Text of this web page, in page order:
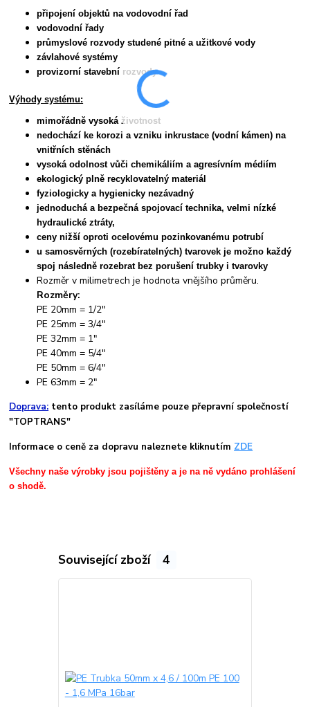
připojení objektů na vodovodní řad
vodovodní řady
průmyslové rozvody studené pitné a užitkové vody
závlahové systémy
provizorní stavební rozvody
Výhody systému:
mimořádně vysoká životnost
nedochází ke korozi a vzniku inkrustace (vodní kámen) na
vnitřních stěnách
vysoká odolnost vůči chemikáliím a agresívním médiím
ekologický plně recyklovatelný materiál
fyziologicky a hygienicky nezávadný
jednoduchá a bezpečná spojovací technika, velmi nízké
hydraulické ztráty,
ceny nižší oproti ocelovému pozinkovanému potrubí
u samosvěrných (rozebíratelných) tvarovek je možno každý
spoj následně rozebrat bez porušení trubky i tvarovky
Rozměr v milimetrech je hodnota vnějšího průměru.
Rozměry:
PE 20mm = 1/2"
PE 25mm = 3/4"
PE 32mm = 1"
PE 40mm = 5/4"
PE 50mm = 6/4"
PE 63mm = 2"
Doprava: tento produkt zasíláme pouze přepravní společností
"TOPTRANS"
Informace o ceně za dopravu naleznete kliknutím ZDE
Všechny naše výrobky jsou pojištěny a je na ně vydáno prohlášení
o shodě.
Související zboží 4